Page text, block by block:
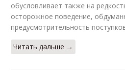
обусловливает также на
осторожное поведение,
предусмотрительность
Читать дальше →